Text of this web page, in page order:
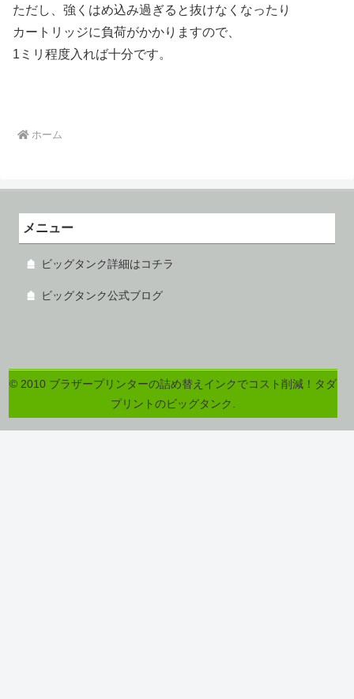
ただし、強くはめ込み過ぎると抜けなくなったり
カートリッジに負荷がかかりますので、
1ミリ程度入れば十分です。
ホーム
メニュー
ビッグタンク詳細はコチラ
ビッグタンク公式ブログ
© 2010 ブラザープリンターの詰め替えインクでコスト削減！タダ
プリントのビッグタンク.